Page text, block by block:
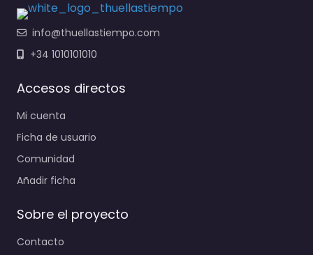
info@thuellastiempo.com
+34 1010101010
Accesos directos
Mi cuenta
Ficha de usuario
Comunidad
Añadir ficha
Sobre el proyecto
Contacto